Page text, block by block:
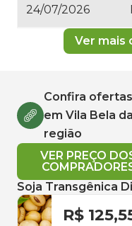
24/07/2026
Ver mais
Confira
em Vila Bela
região
VER PREÇO
Soja Transgênica
R$